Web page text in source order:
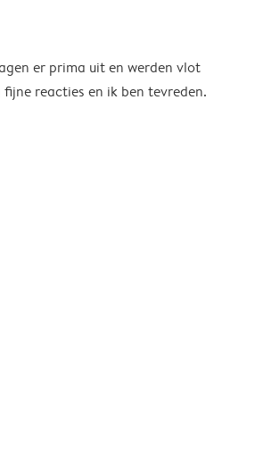
er prima uit en werden vlot
reacties en ik ben tevreden.